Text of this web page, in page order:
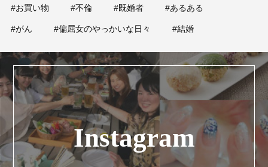
#お買い物 #不倫 #既婚者 #あるある
#がん #偏屈女のやっかいな日々 #結婚
Instagram